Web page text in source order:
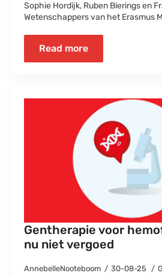
Sophie Hordijk, Ruben Bierings en
Wetenschappers van het Erasmus
Read more
Gentherapie voor
nu niet vergoed
AnnebelleNooteboom 30-08-25